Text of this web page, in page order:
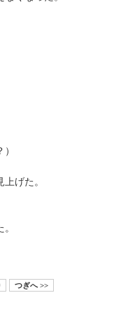
げた。
つぎへ >>